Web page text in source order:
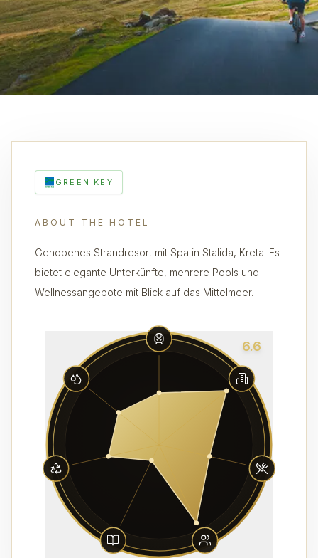
GREEN KEY
ABOUT THE HOTEL
Gehobenes Strandresort mit Spa in Stalida, Kreta. Es
bietet elegante Unterkünfte, mehrere Pools und
Wellnessangebote mit Blick auf das Mittelmeer.
6.6